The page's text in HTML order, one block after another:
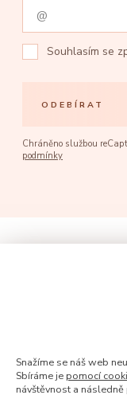
Souhlasím se
ODEBÍRAT
Chráněno službou
podmínky
Snažíme se náš web
Sbíráme je pomocí
návštěvnost a